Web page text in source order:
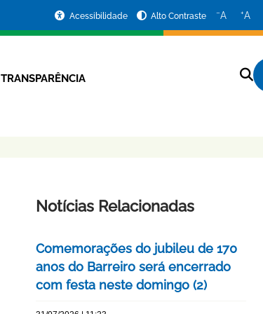
Acessibilidade Alto Contraste −A +A
TRANSPARÊNCIA
Notícias Relacionadas
Comemorações do jubileu de 170
anos do Barreiro será encerrado
com festa neste domingo (2)